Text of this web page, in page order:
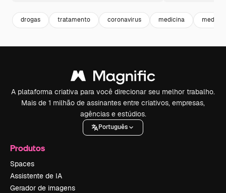
drogas tratamento coronavirus medicina medico
A plataforma criativa para você direcionar seu melhor trabalho.
Mais de 1 milhão de assinantes entre criativos, empresas,
agências e estúdios.
Português
Produtos
Spaces
Assistente de IA
Gerador de imagens